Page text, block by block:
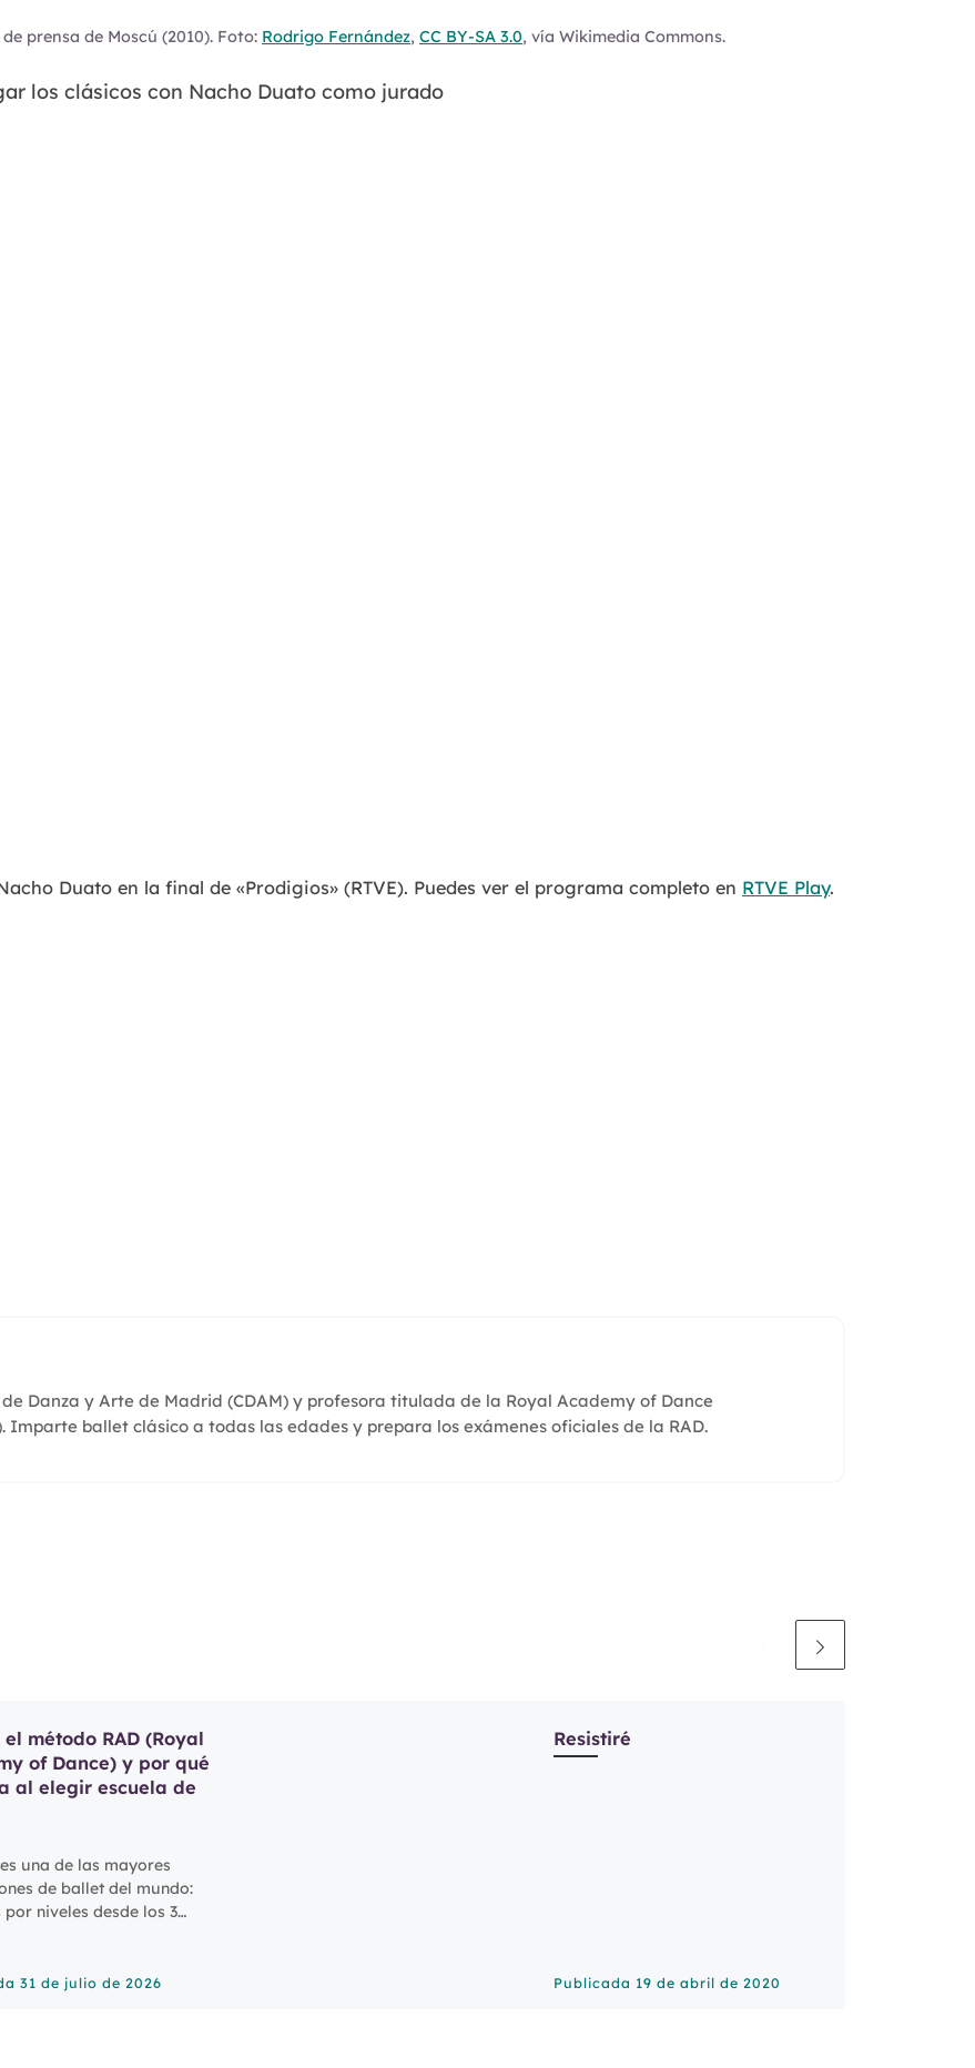
prensa de Moscú (2010). Foto: Rodrigo Fernández, CC BY-SA 3.0, vía Wikimedia Commons.
los clásicos con Nacho Duato como jurado
Duato en la final de «Prodigios» (RTVE). Puedes ver el programa completo en RTVE Play.
Danza y Arte de Madrid (CDAM) y profesora titulada de la Royal Academy of Dance
Imparte ballet clásico a todas las edades y prepara los exámenes oficiales de la RAD.
31 de julio de 2026
el método RAD (Royal
of Dance) y por qué
al elegir escuela de
una de las mayores
de ballet del mundo:
niveles desde los 3
Te lo explicamos.
Publicada 19 de abril de 2020
Resistiré